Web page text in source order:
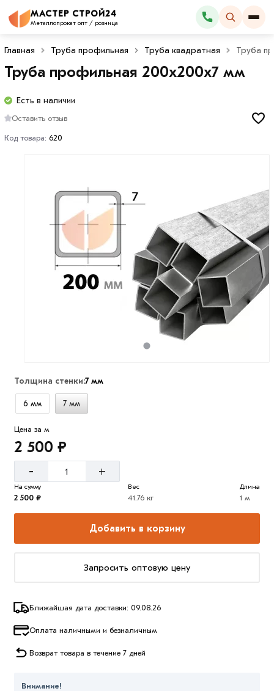
МАСТЕР СТРОЙ24
Металлопрокат опт / розница
Каталог
Главная Труба профильная Труба квадратная Труба
Труба профильная 200х200х7 мм
Есть в наличии
Оставить отзыв
Код товара: 620
Толщина стенки:7 мм
6 мм 7 мм
Ближайшая дата доставки: 09.08.26
Оплата наличными и безналичным
Возврат товара в течение 7 дней
Внимание!
Цена за м
2 500 ₽
- +
На сумму
2 500 ₽
Вес
41.76 кг
Длина
1 м
Добавить в корзину
Запросить оптовую цену